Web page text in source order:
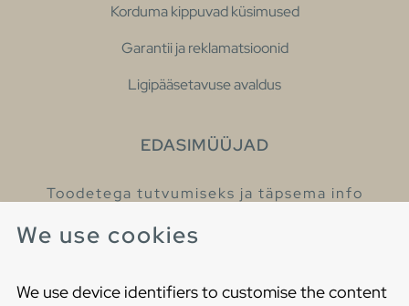
We use cookies
We use device identifiers to customise the content
Korduma kippuvad küsimused
Garantii ja reklamatsioonid
Ligipääsetavuse avaldus
EDASIMÜÜJAD
Toodetega tutvumiseks ja täpsema info